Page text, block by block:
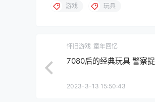
游戏 玩具
怀旧游戏 童年回忆
7080后的经典玩具 警察
2023-3-13 15:50:43